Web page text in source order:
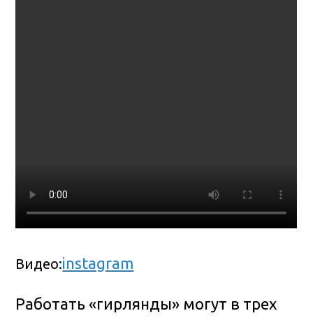
Видео:instagram
Работать «гирлянды» могут в трех